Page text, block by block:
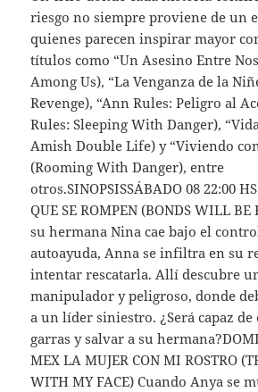
riesgo no siempre proviene de un
quienes parecen inspirar mayor
títulos como “Un Asesino Entre
Among Us), “La Venganza de la
Revenge), “Ann Rules: Peligro al
Rules: Sleeping With Danger),
Amish Double Life) y “Viviendo
(Rooming With Danger), entre
otros.SINOPSISSÁBADO 08 22:00
QUE SE ROMPEN (BONDS WILL
su hermana Nina cae bajo el
autoayuda, Anna se infiltra en su
intentar rescatarla. Allí descubre
manipulador y peligroso, donde
a un líder siniestro. ¿Será capaz de
garras y salvar a su
MEX LA MUJER CON MI ROSTRO
WITH MY FACE) Cuando Anya se